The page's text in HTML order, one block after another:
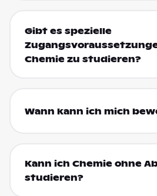
Gibt es spezielle
Chemie zu studieren?
Wann kann ich mich
Kann ich Chemie ohne
studieren?